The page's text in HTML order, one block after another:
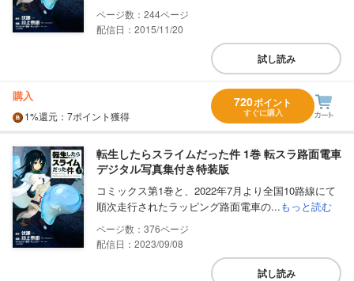
244
配信日：2015/11/20
試し読み
購入
1%還元 ：7ポイント獲得
720ポイント
すぐに購入
転生したらスライムだった件 1巻 転スラ路面電車
デジタル写真集付き特装版
コミックス第1巻と、2022年7月より全国10路線にて
順次走行されたラッピング路面電車の...もっと読む
376
配信日：2023/09/08
試し読み